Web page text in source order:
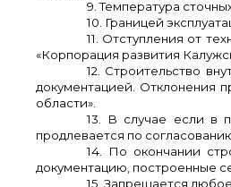
9. Температура
10. Границей
11. Отступления от
«Корпорация развития
12. Строительство
документацией. Отклонения
области».
13. В случае если в
продлевается по
14. По окончании
документацию, построенные
15. Запрещается